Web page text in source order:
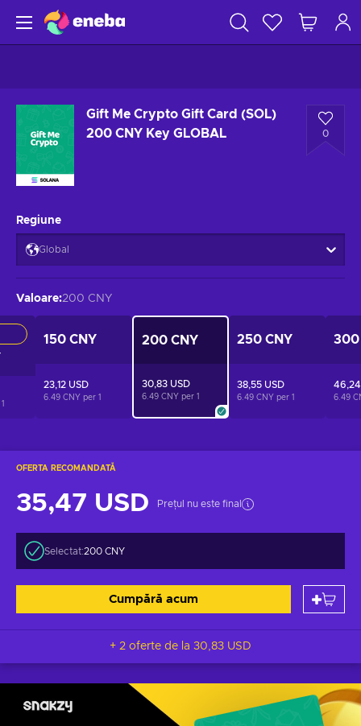
Gift Me Crypto Gift Card (SOL)
200 CNY Key GLOBAL
0
OFERTA RECOMANDATĂ
35,47 USD Prețul nu este final
Selectat:200 CNY
Cumpără acum
+ 2 oferte de la 30,83 USD
Regiune
Global
Valoare:200 CNY
1
150 CNY
23,12 USD
6.49 CNY per 1
200 CNY
30,83 USD
6.49 CNY per 1
250 CNY
38,55 USD
6.49 CNY per 1
300
46,24
6.49